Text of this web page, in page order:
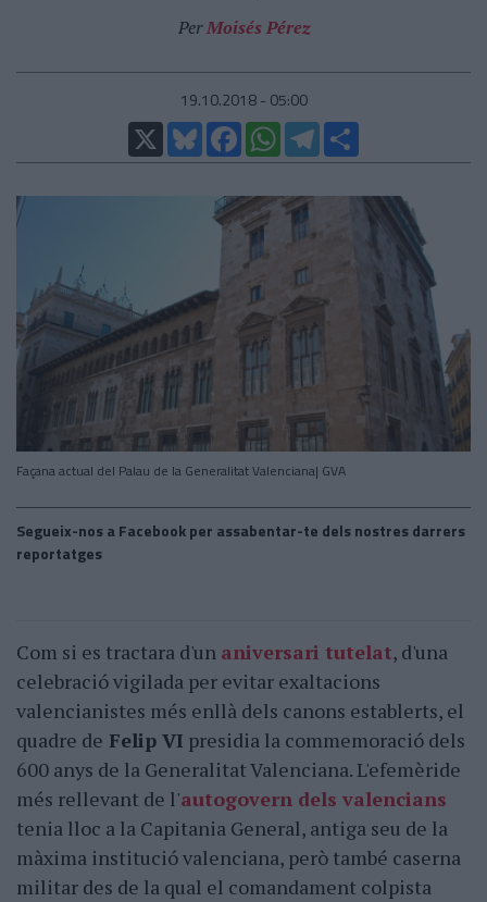
PerMoisés Pérez
19.10.2018 - 05:00
X
BlueskyFacebookWhatsAppTelegram
Façana actual del Palau de la Generalitat Valenciana| GVA
Segueix-nos a Facebook per assabentar-te dels nostres darrers
reportatges
Com si es tractara d'un aniversari tutelat, d'una
celebració vigilada per evitar exaltacions
valencianistes més enllà dels canons establerts, el
quadre de Felip VI presidia la commemoració dels
600 anys de la Generalitat Valenciana. L'efemèride
més rellevant de l'autogovern dels valencians
tenia lloc a la Capitania General, antiga seu de la
màxima institució valenciana, però també caserna
militar des de la qual el comandament colpista